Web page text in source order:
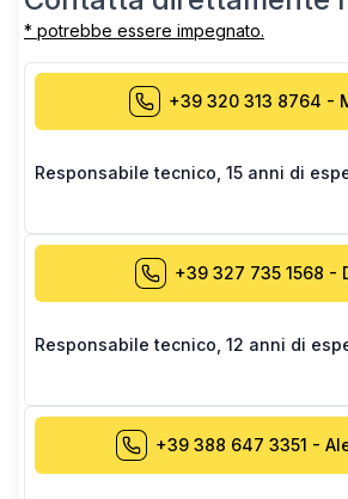
* potrebbe essere impegnato.
+39 320 313 8764 -
Responsabile tecnico 15 anni di
+39 327 735 1568 -
Responsabile tecnico 12 anni di
+39 388 647 3351 -